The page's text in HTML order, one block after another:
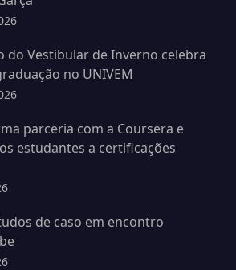
do Vestibular de Inverno celebra
no UNIVEM
parceria com a Coursera e
estudantes a certificações
de caso em encontro